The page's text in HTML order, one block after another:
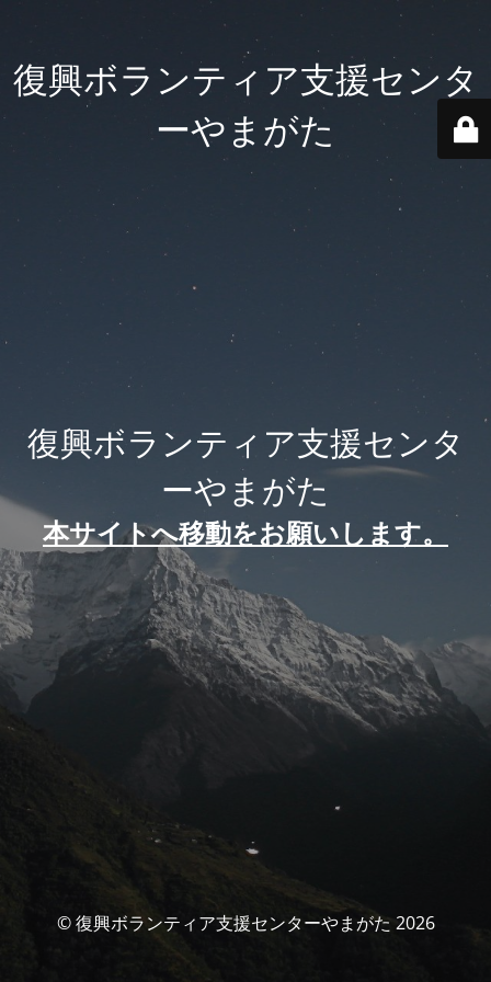
復興ボランティア支援センタ
ーやまがた
復興ボランティア支援センタ
ーやまがた
本サイトへ移動をお願いします。
© 復興ボランティア支援センターやまがた 2026